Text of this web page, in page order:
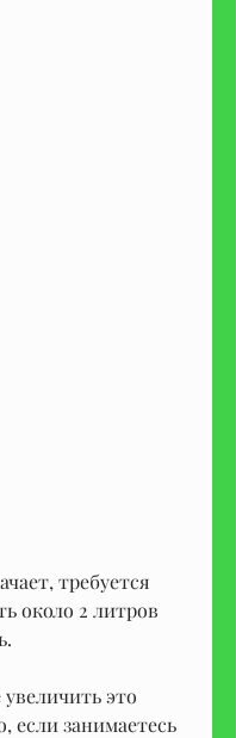
около 2 литров
это
если занимаетесь